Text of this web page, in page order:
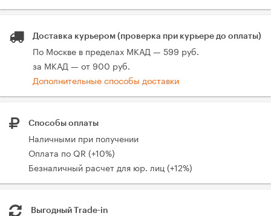
Доставка курьером (проверка при курьере до оплаты)
По Москве в пределах МКАД — 599 руб.
за МКАД — от 900 руб.
Дополнительные способы доставки
Способы оплаты
Наличными при получении
Оплата по QR (+10%)
Безналичный расчет для юр. лиц (+12%)
Выгодный Trade-in